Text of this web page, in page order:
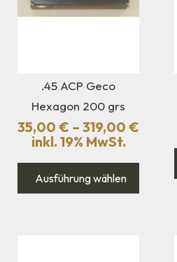
.45 ACP Geco
Hexagon 200 grs
35,00 € – 319,00 €
inkl. 19% MwSt.
Ausführung wählen